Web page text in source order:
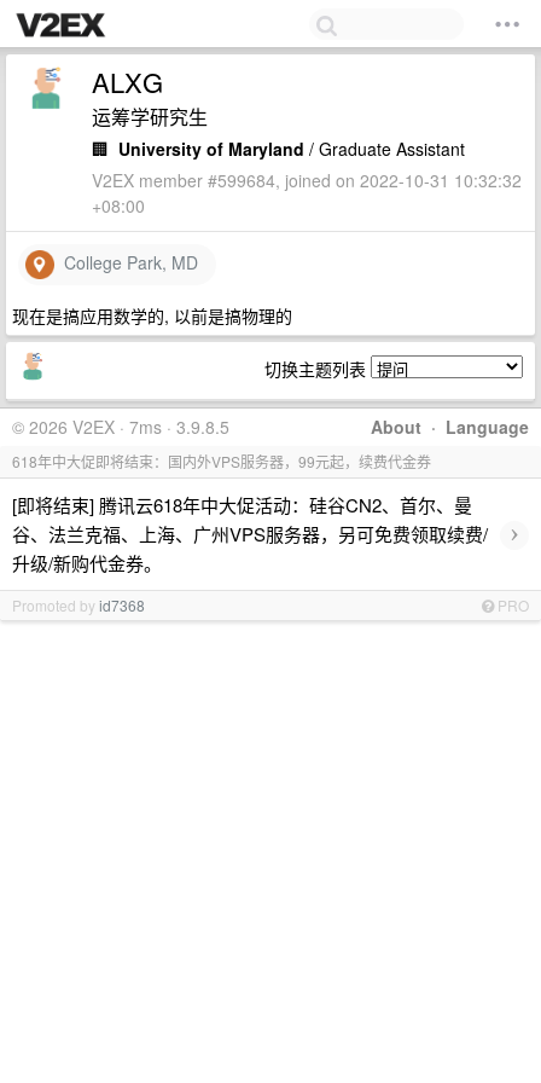
ALXG
运筹学研究生
🏢 University of Maryland / Graduate Assistant
V2EX member #599684, joined on 2022-10-31 10:32:32
+08:00
College Park, MD
现在是搞应用数学的, 以前是搞物理的
切换主题列表
About · Language
© 2026 V2EX · 7ms · 3.9.8.5
618年中大促即将结束：国内外VPS服务器，99元起，续费代金券
[即将结束] 腾讯云618年中大促活动：硅谷CN2、首尔、曼
谷、法兰克福、上海、广州VPS服务器，另可免费领取续费/
升级/新购代金券。
›
Promoted byid7368 PRO